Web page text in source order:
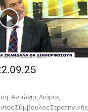
Αντώνης Λιάρος
Σύμβουλος Στρατηγικής